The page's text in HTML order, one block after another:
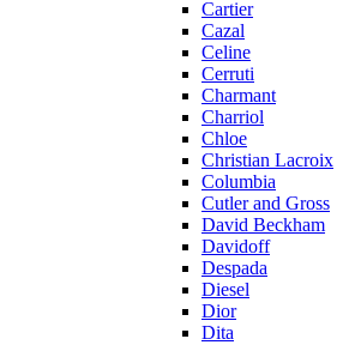
Cartier
Cazal
Celine
Cerruti
Charmant
Charriol
Chloe
Christian Lacroix
Columbia
Cutler and Gross
David Beckham
Davidoff
Despada
Diesel
Dior
Dita